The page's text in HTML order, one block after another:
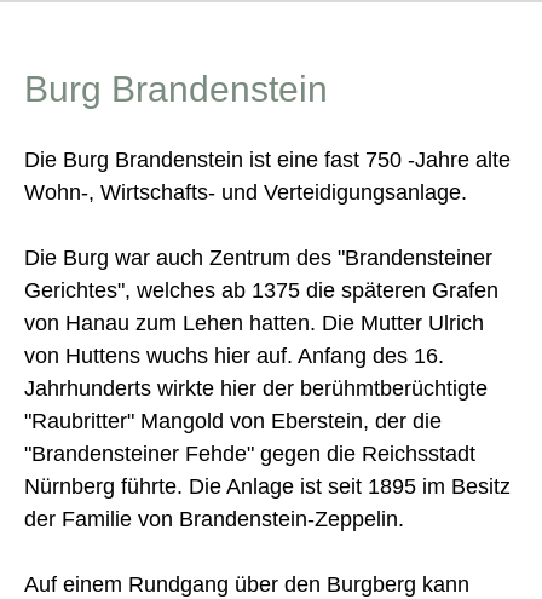
Burg Brandenstein
Die Burg Brandenstein ist eine fast 750 -Jahre alte
Wohn-, Wirtschafts- und Verteidigungsanlage.
Die Burg war auch Zentrum des "Brandensteiner
Gerichtes", welches ab 1375 die späteren Grafen
von Hanau zum Lehen hatten. Die Mutter Ulrich
von Huttens wuchs hier auf. Anfang des 16.
Jahrhunderts wirkte hier der berühmtberüchtigte
"Raubritter" Mangold von Eberstein, der die
"Brandensteiner Fehde" gegen die Reichsstadt
Nürnberg führte. Die Anlage ist seit 1895 im Besitz
der Familie von Brandenstein-Zeppelin.
Auf einem Rundgang über den Burgberg kann